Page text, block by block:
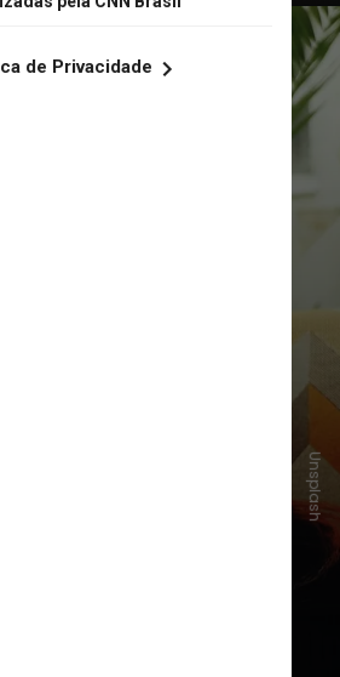
Unsplash